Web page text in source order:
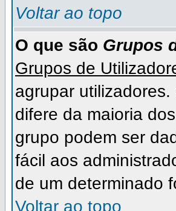
Voltar ao topo
O que são Grupos
Grupos de
agrupar
difere da maioria
grupo podem ser
fácil aos
de um determinado
Voltar ao topo